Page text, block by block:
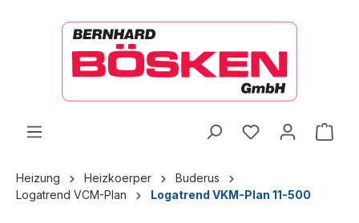
Heizung Heizkoerper
Buderus
Logatrend VCM-Plan
Logatrend VKM-Plan 11-500